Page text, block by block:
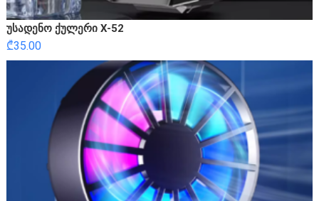
უსადენო ქულერი X-52
₾35.00